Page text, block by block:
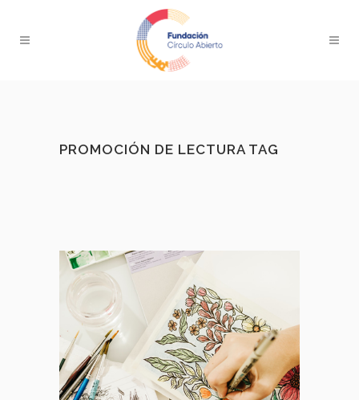
PROMOCIÓN DE LECTURA TAG